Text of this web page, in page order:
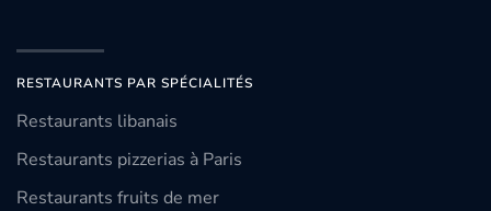
RESTAURANTS PAR SPÉCIALITÉS
Restaurants libanais
Restaurants pizzerias à Paris
Restaurants fruits de mer